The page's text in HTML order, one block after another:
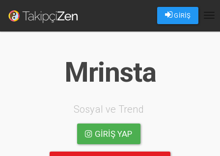
GİRİŞ
Mrinsta
Sosyal ve Trend
GIRIŞ YAP